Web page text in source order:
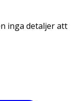
inga detaljer att